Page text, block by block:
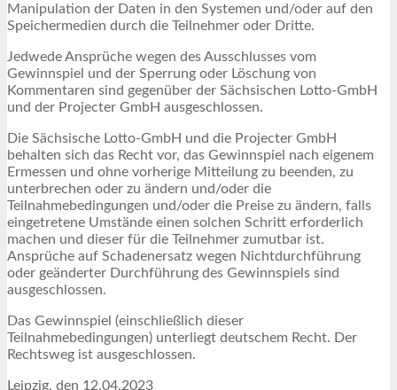
Manipulation der Daten in den Systemen und/oder auf den
Speichermedien durch die Teilnehmer oder Dritte.
Jedwede Ansprüche wegen des Ausschlusses vom
Gewinnspiel und der Sperrung oder Löschung von
Kommentaren sind gegenüber der Sächsischen Lotto-GmbH
und der Projecter GmbH ausgeschlossen.
Die Sächsische Lotto-GmbH und die Projecter GmbH
behalten sich das Recht vor, das Gewinnspiel nach eigenem
Ermessen und ohne vorherige Mitteilung zu beenden, zu
unterbrechen oder zu ändern und/oder die
Teilnahmebedingungen und/oder die Preise zu ändern, falls
eingetretene Umstände einen solchen Schritt erforderlich
machen und dieser für die Teilnehmer zumutbar ist.
Ansprüche auf Schadenersatz wegen Nichtdurchführung
oder geänderter Durchführung des Gewinnspiels sind
ausgeschlossen.
Das Gewinnspiel (einschließlich dieser
Teilnahmebedingungen) unterliegt deutschem Recht. Der
Rechtsweg ist ausgeschlossen.
Leipzig, den 12.04.2023